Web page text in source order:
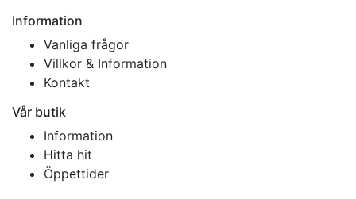
Information
Vanliga frågor
Villkor & Information
Kontakt
Vår butik
Information
Hitta hit
Öppettider